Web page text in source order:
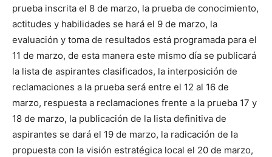
prueba inscrita el 8 de marzo, la prueba de conocimiento,
actitudes y habilidades se hará el 9 de marzo, la
evaluación y toma de resultados está programada para el
11 de marzo, de esta manera este mismo día se publicará
la lista de aspirantes clasificados, la interposición de
reclamaciones a la prueba será entre el 12 al 16 de
marzo, respuesta a reclamaciones frente a la prueba 17 y
18 de marzo, la publicación de la lista definitiva de
aspirantes se dará el 19 de marzo, la radicación de la
propuesta con la visión estratégica local el 20 de marzo,